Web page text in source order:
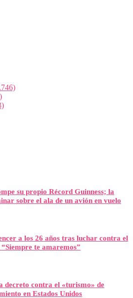
su propio Récord Guinness; la
sobre el ala de un avión en vuelo
a los 26 años tras luchar contra el
te amaremos”
decreto contra el «turismo» de
en Estados Unidos